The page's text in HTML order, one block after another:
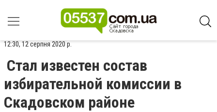
12:30, 12 серпня 2020 р.
Стал известен состав
избирательной комиссии в
Скадовском районе